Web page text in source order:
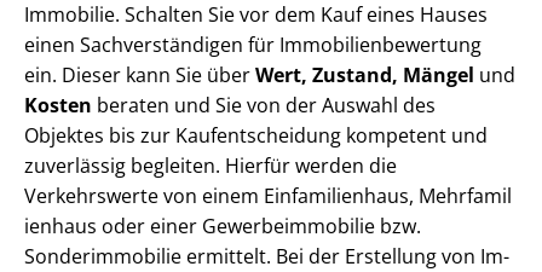
Immobilie. Schalten Sie vor dem Kauf eines Hauses
einen Sach­ver­stän­di­gen für Im­mo­bi­li­en­be­wer­tung
ein. Dieser kann Sie überWert, Zustand, Mängel und
Kosten beraten und Sie von der Auswahl des
Objektes bis zur Kauf­ent­schei­dung kompetent und
zuverlässig begleiten. Hierfür werden die
Verkehrswerte von einem Einfamilienhaus, Mehr­fa­mi­l
i­en­haus oder einer Ge­wer­be­im­mo­bi­lie bzw.
Sonderimmobilie ermittelt. Bei der Erstellung von Im­